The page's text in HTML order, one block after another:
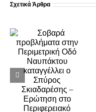
Σχετικά Άρθρα
Αγριλιάς:
Ευχαριστίες
στον Δήμαρχο
Μεσολογγίου
για τη
συνάντηση με